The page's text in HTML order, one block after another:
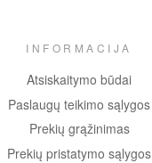
INFORMACIJA
Atsiskaitymo būdai
Paslaugų teikimo sąlygos
Prekių grąžinimas
Prekių pristatymo sąlygos